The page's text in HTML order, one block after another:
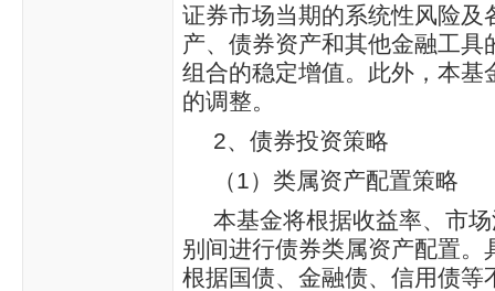
证券市场当期的系统性风险
产、债券资产和其他金融工
组合的稳定增值。此外，本
的调整。
2、债券投资策略
（1）类属资产配置策略
本基金将根据收益率、市
别间进行债券类属资产配置
根据国债、金融债、信用债